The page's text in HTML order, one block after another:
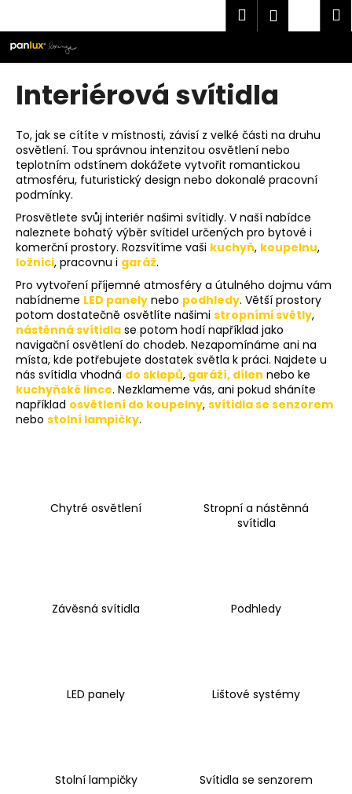
obsah
Hledat
Interiérová svítidla
To, jak se cítíte v místnosti, závisí z velké části na druhu
osvětlení. Tou správnou intenzitou osvětlení nebo
teplotním odstínem dokážete vytvořit romantickou
atmosféru, futuristický design nebo dokonalé pracovní
podmínky.
Prosvětlete svůj interiér našimi svítidly. V naší nabídce
naleznete bohatý výběr svítidel určených pro bytové i
komerční prostory. Rozsvítíme vaši kuchyň, koupelnu,
ložnici, pracovnu i garáž.
Pro vytvoření příjemné atmosféry a útulného dojmu vám
nabídneme LED panely nebo podhledy. Větší prostory
potom dostatečně osvětlíte našimi stropními světly,
nástěnná svítidla se potom hodí například jako
navigační osvětlení do chodeb. Nezapomínáme ani na
místa, kde potřebujete dostatek světla k práci. Najdete u
nás svítidla vhodná do sklepů, garáží, dílen nebo ke
kuchyňské lince. Nezklameme vás, ani pokud sháníte
například osvětlení do koupelny, svítidla se senzorem
nebo stolní lampičky.
Chytré osvětlení
Stropní a nástěnná
svítidla
Závěsná svítidla Podhledy
LED panely Lištové systémy
Stolní lampičky Svítidla se senzorem
o
í
Zpět
Zpět
C
o
p
o
t
ř
e
b
u
j
e
t
e
n
a
j
í